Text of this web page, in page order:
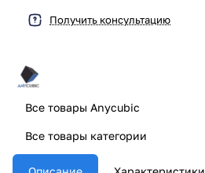
Получить консультацию
Все товары Anycubic
Все товары категории